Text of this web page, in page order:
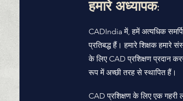
हमारे अध्यापक:
CADIndia में, हमें अत्यधिक
प्रतिबद्ध हैं। हमारे शिक्षक हमारे
के लिए CAD प्रशिक्षण प्रदान
रूप में अच्छी तरह से स्थापित हैं।
CAD प्रशिक्षण के लिए एक गहरी